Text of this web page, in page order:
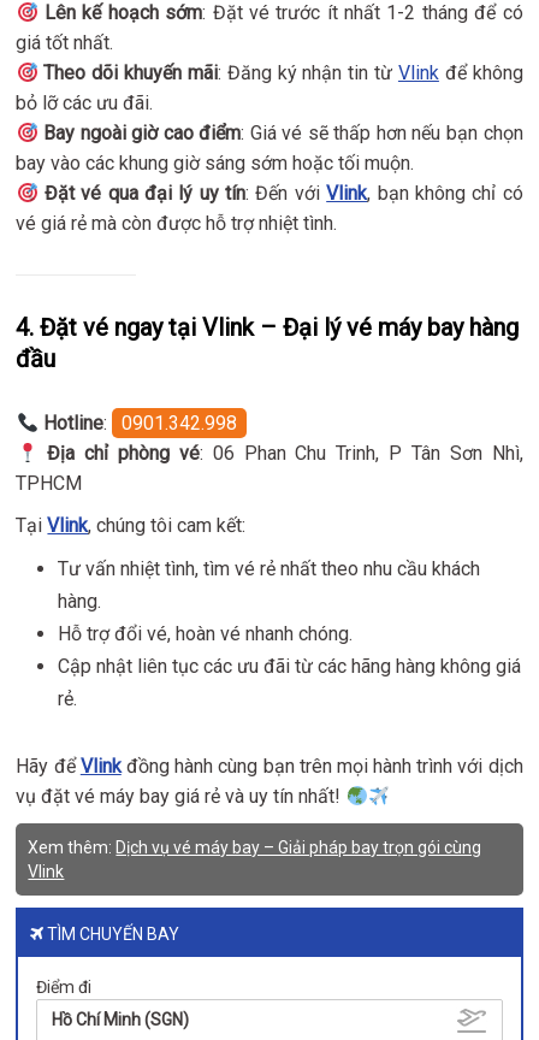
Lên kế hoạch sớm: Đặt vé trước ít nhất 1-2 tháng để có
giá tốt nhất.
Theo dõi khuyến mãi: Đăng ký nhận tin từ Vlinkđể không
bỏ lỡ các ưu đãi.
Bay ngoài giờ cao điểm: Giá vé sẽ thấp hơn nếu bạn chọn
bay vào các khung giờ sáng sớm hoặc tối muộn.
Đặt vé qua đại lý uy tín: Đến vớiVlink, bạn không chỉ có
vé giá rẻ mà còn được hỗ trợ nhiệt tình.
4. Đặt vé ngay tại Vlink – Đại lý vé máy bay hàng
đầu
Hotline:
0901.342.998
Địa chỉ phòng vé: 06 Phan Chu Trinh, P Tân Sơn Nhì,
TPHCM
TạiVlink, chúng tôi cam kết:
Tư vấn nhiệt tình, tìm vé rẻ nhất theo nhu cầu khách
hàng.
Hỗ trợ đổi vé, hoàn vé nhanh chóng.
Cập nhật liên tục các ưu đãi từ các hãng hàng không giá
rẻ.
Hãy đểVlinkđồng hành cùng bạn trên mọi hành trình với dịch
vụ đặt vé máy bay giá rẻ và uy tín nhất!
Xem thêm: Dịch vụ vé máy bay – Giải pháp bay trọn gói cùng
Vlink
TÌM CHUYẾN BAY
Điểm đi
Hồ Chí Minh (SGN)